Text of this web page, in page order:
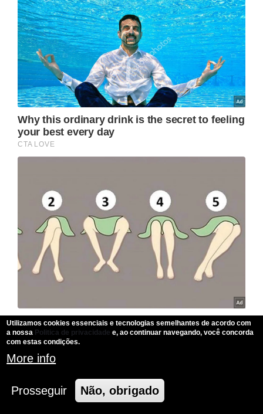
Utilizamos cookies essenciais e tecnologias semelhantes de acordo com
a nossa Politica de privacidade e, ao continuar navegando, você concorda
com estas condições.
More info
Prosseguir Não, obrigado